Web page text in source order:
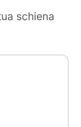
schiena